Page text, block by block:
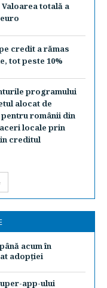
totală a
credit a rămas
tot peste 10%
programului
alocat de
românii din
locale prin
creditul
acum în
adopției
app-ului